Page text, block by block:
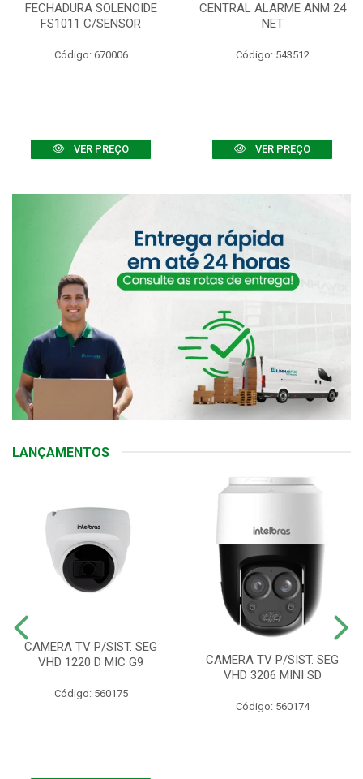
FECHADURA SOLENOIDE
FS1011 C/SENSOR
Código: 670006
VER PREÇO
CENTRAL ALARME ANM 24
NET
Código: 543512
VER PREÇO
LANÇAMENTOS
CAMERA TV P/SIST. SEG
VHD 1220 D MIC G9
Código: 560175
CAMERA TV P/SIST. SEG
VHD 3206 MINI SD
Código: 560174